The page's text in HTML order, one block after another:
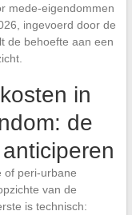
mede-eigendommen
ingevoerd door de
de behoefte aan een
in
de
of peri-urbane
van de
is technisch: